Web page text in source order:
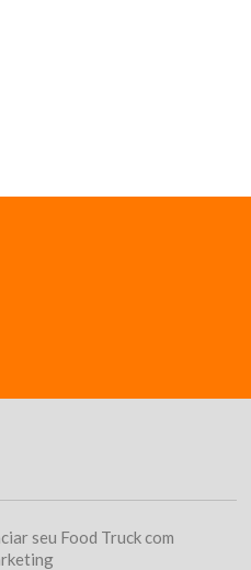
seu Food Truck com